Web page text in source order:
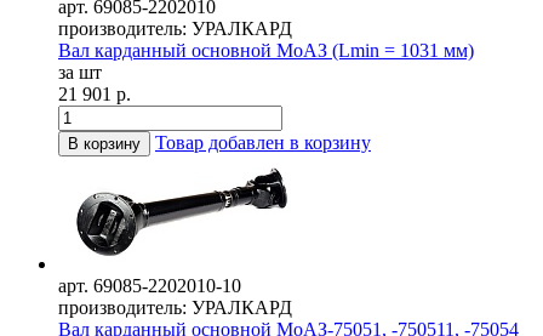
арт. 69085-2202010
производитель: УРАЛКАРД
Вал карданный основной МоАЗ (Lmin = 1031 мм)
за шт
21 901 р.
В корзину Товар добавлен в корзину
арт. 69085-2202010-10
производитель: УРАЛКАРД
Вал карданный основной МоАЗ-75051, -750511, -75054